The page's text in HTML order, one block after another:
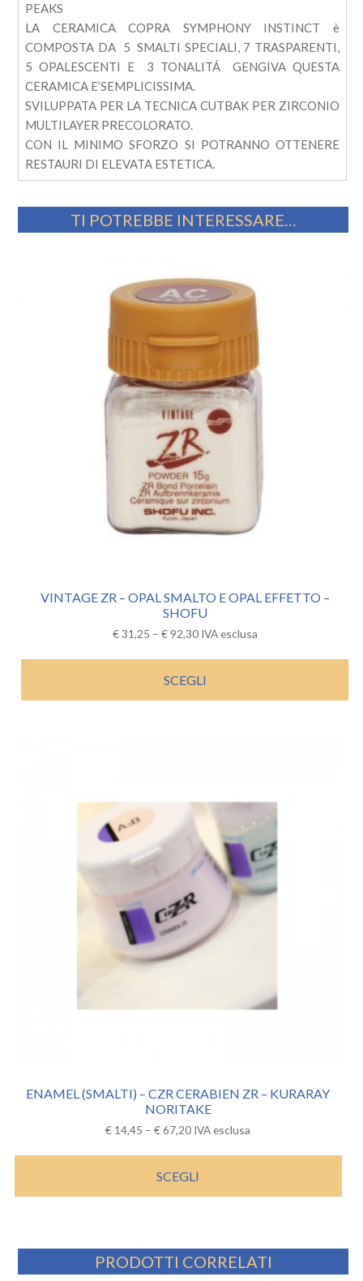
PEAKS
LA CERAMICA COPRA SYMPHONY INSTINCT è
COMPOSTA DA 5 SMALTI SPECIALI, 7 TRASPARENTI,
5 OPALESCENTI E 3 TONALITÁ GENGIVA QUESTA
CERAMICA E’SEMPLICISSIMA.
SVILUPPATA PER LA TECNICA CUTBAK PER ZIRCONIO
MULTILAYER PRECOLORATO.
CON IL MINIMO SFORZO SI POTRANNO OTTENERE
RESTAURI DI ELEVATA ESTETICA.
TI POTREBBE INTERESSARE…
VINTAGE ZR – OPAL SMALTO E OPAL EFFETTO –
SHOFU
€31,25 – €92,30 IVA esclusa
SCEGLI
ENAMEL (SMALTI) – CZR CERABIEN ZR – KURARAY
NORITAKE
€ 14,45 –€67,20 IVA esclusa
SCEGLI
PRODOTTI CORRELATI